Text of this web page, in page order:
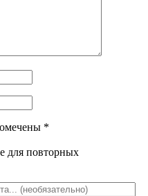
*
для повторных